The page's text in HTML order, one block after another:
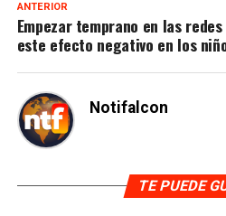
ANTERIOR
Empezar temprano en las
este efecto negativo en los
Notifalcon
TE PUEDE